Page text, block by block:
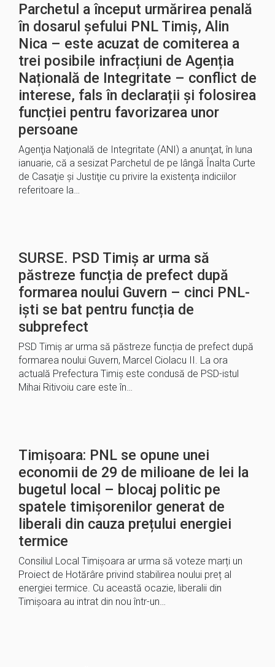
Parchetul a început urmărirea penală
în dosarul șefului PNL Timiș, Alin
Nica – este acuzat de comiterea a
trei posibile infracțiuni de Agenția
Națională de Integritate – conflict de
interese, fals în declarații și folosirea
funcției pentru favorizarea unor
persoane
Agenţia Naţională de Integritate (ANI) a anunţat, în luna
ianuarie, că a sesizat Parchetul de pe lângă Înalta Curte
de Casaţie şi Justiţie cu privire la existenţa indiciilor
referitoare la…
SURSE. PSD Timiș ar urma să
păstreze funcția de prefect după
formarea noului Guvern – cinci PNL-
iști se bat pentru funcția de
subprefect
PSD Timiș ar urma să păstreze funcția de prefect după
formarea noului Guvern, Marcel Ciolacu II. La ora
actuală Prefectura Timiș este condusă de PSD-istul
Mihai Ritivoiu care este în…
Timișoara: PNL se opune unei
economii de 29 de milioane de lei la
bugetul local – blocaj politic pe
spatele timișorenilor generat de
liberali din cauza prețului energiei
termice
Consiliul Local Timișoara ar urma să voteze marți un
Proiect de Hotărâre privind stabilirea noului preț al
energiei termice. Cu această ocazie, liberalii din
Timișoara au intrat din nou într-un…